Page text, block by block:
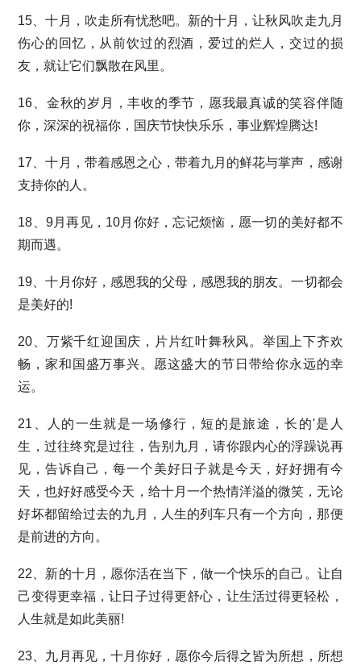
15、十月，吹走所有忧愁吧。新的十月，让秋风吹走九月
伤心的回忆，从前饮过的烈酒，爱过的烂人，交过的损
友，就让它们飘散在风里。
16、金秋的岁月，丰收的季节，愿我最真诚的笑容伴随
你，深深的祝福你，国庆节快快乐乐，事业辉煌腾达!
17、十月，带着感恩之心，带着九月的鲜花与掌声，感谢
支持你的人。
18、9月再见，10月你好，忘记烦恼，愿一切的美好都不
期而遇。
19、十月你好，感恩我的父母，感恩我的朋友。一切都会
是美好的!
20、万紫千红迎国庆，片片红叶舞秋风。举国上下齐欢
畅，家和国盛万事兴。愿这盛大的节日带给你永远的幸
运。
21、人的一生就是一场修行，短的是旅途，长的'是人
生，过往终究是过往，告别九月，请你跟内心的浮躁说再
见，告诉自己，每一个美好日子就是今天，好好拥有今
天，也好好感受今天，给十月一个热情洋溢的微笑，无论
好坏都留给过去的九月，人生的列车只有一个方向，那便
是前进的方向。
22、新的十月，愿你活在当下，做一个快乐的自己。让自
己变得更幸福，让日子过得更舒心，让生活过得更轻松，
人生就是如此美丽!
23、九月再见，十月你好，愿你今后得之皆为所想，所想